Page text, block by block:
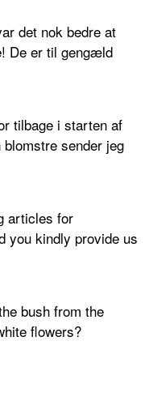
det nok bedre at
De er til gengæld
tilbage i starten af
sender jeg
articles for
you kindly provide us
bush from the
flowers?